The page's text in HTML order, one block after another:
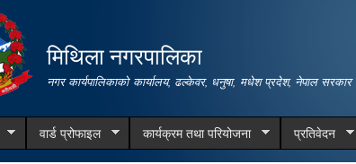
मिथिला नगरपालिका
नगर कार्यपालिकाको कार्यालय, ढल्केवर, धनुषा, मधेश प्रदेश, नेपाल सरकार
वार्ड प्रोफाइल कार्यक्रम तथा परियोजना प्रतिवेदन